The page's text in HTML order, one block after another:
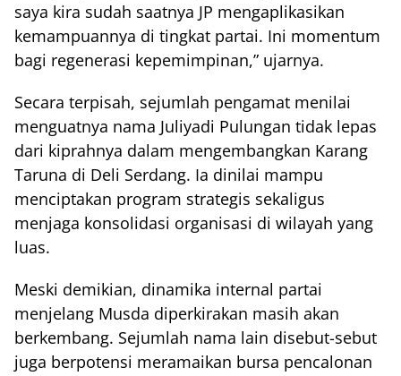
saya kira sudah saatnya JP mengaplikasikan
kemampuannya di tingkat partai. Ini momentum
bagi regenerasi kepemimpinan,” ujarnya.
Secara terpisah, sejumlah pengamat menilai
menguatnya nama Juliyadi Pulungan tidak lepas
dari kiprahnya dalam mengembangkan Karang
Taruna di Deli Serdang. Ia dinilai mampu
menciptakan program strategis sekaligus
menjaga konsolidasi organisasi di wilayah yang
luas.
Meski demikian, dinamika internal partai
menjelang Musda diperkirakan masih akan
berkembang. Sejumlah nama lain disebut-sebut
juga berpotensi meramaikan bursa pencalonan